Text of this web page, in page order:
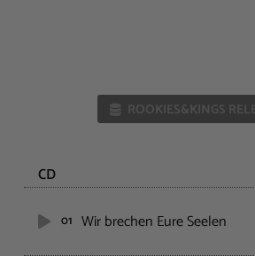
ROOKIES&KINGS
CD
01 Wir brechen Eure Seelen